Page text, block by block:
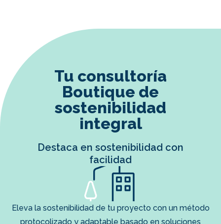
Tu consultoría
Boutique de
sostenibilidad
integral
Destaca en sostenibilidad con
facilidad
Eleva la sostenibilidad de tu proyecto con un método
protocolizado y adaptable basado en soluciones